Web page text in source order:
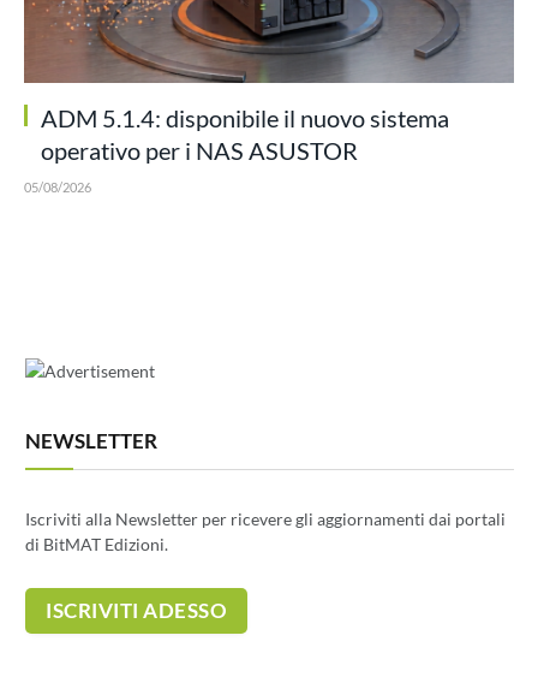
ADM 5.1.4: disponibile il nuovo sistema
operativo per i NAS ASUSTOR
05/08/2026
NEWSLETTER
Iscriviti alla Newsletter per ricevere gli aggiornamenti dai portali
di BitMAT Edizioni.